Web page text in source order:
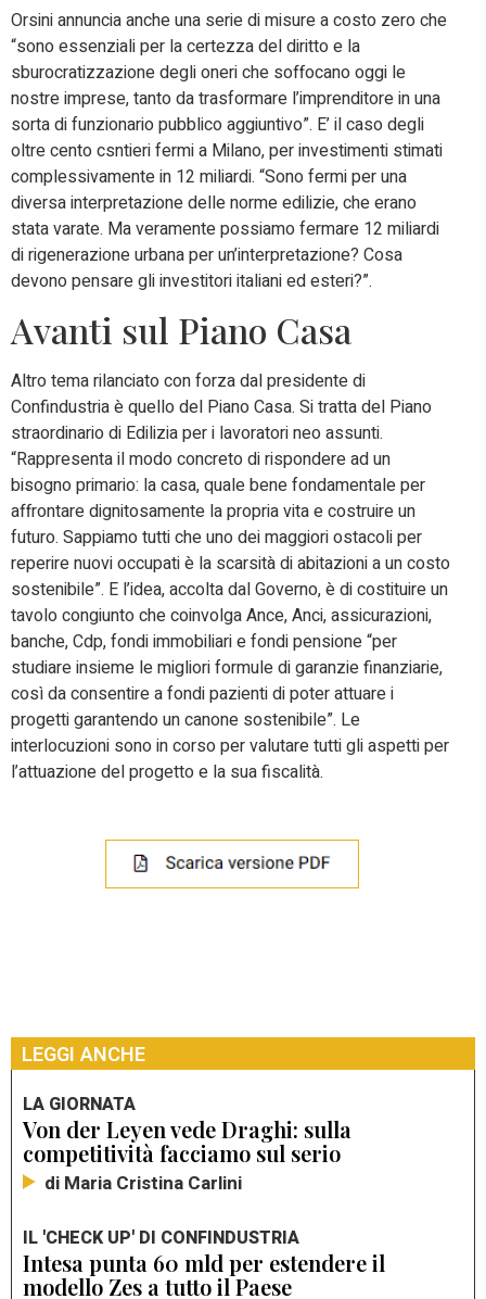
Orsini annuncia anche una serie di misure a costo zero che
“sono essenziali per la certezza del diritto e la
sburocratizzazione degli oneri che soffocano oggi le
nostre imprese, tanto da trasformare l’imprenditore in una
sorta di funzionario pubblico aggiuntivo”. E’ il caso degli
oltre cento csntieri fermi a Milano, per investimenti stimati
complessivamente in 12 miliardi. “Sono fermi per una
diversa interpretazione delle norme edilizie, che erano
stata varate. Ma veramente possiamo fermare 12 miliardi
di rigenerazione urbana per un’interpretazione? Cosa
devono pensare gli investitori italiani ed esteri?”.
Avanti sul Piano Casa
Altro tema rilanciato con forza dal presidente di
Confindustria è quello del Piano Casa. Si tratta del Piano
straordinario di Edilizia per i lavoratori neo assunti.
“Rappresenta il modo concreto di rispondere ad un
bisogno primario: la casa, quale bene fondamentale per
affrontare dignitosamente la propria vita e costruire un
futuro. Sappiamo tutti che uno dei maggiori ostacoli per
reperire nuovi occupati è la scarsità di abitazioni a un costo
sostenibile”. E l’idea, accolta dal Governo, è di costituire un
tavolo congiunto che coinvolga Ance, Anci, assicurazioni,
banche, Cdp, fondi immobiliari e fondi pensione “per
studiare insieme le migliori formule di garanzie finanziarie,
così da consentire a fondi pazienti di poter attuare i
progetti garantendo un canone sostenibile”. Le
interlocuzioni sono in corso per valutare tutti gli aspetti per
l’attuazione del progetto e la sua fiscalità.
LEGGI ANCHE
LA GIORNATA
Von der Leyen vede Draghi: sulla
competitività facciamo sul serio
di Maria Cristina Carlini
IL 'CHECK UP' DI CONFINDUSTRIA
Intesa punta 60 mld per estendere il
modello Zes a tutto il Paese